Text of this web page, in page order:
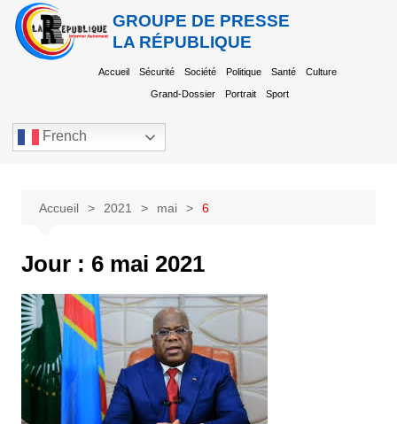
GROUPE DE PRESSE
LA RÉPUBLIQUE
Accueil Sécurité Société Politique Santé Culture
Grand-Dossier Portrait Sport
French
Accueil 2021 mai 6
Jour : 6 mai 2021